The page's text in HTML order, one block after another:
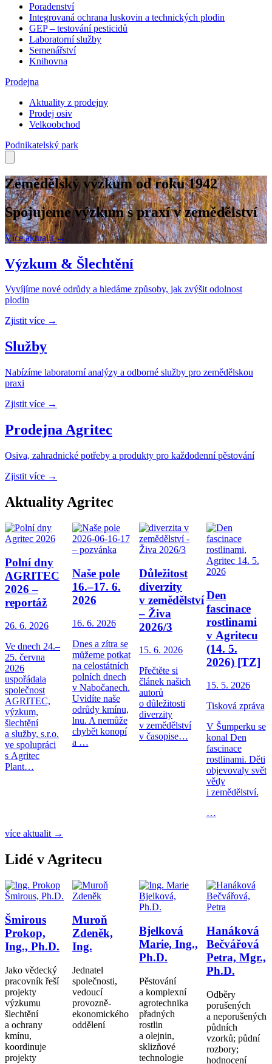
Poradenství
Integrovaná ochrana luskovin a technických plodin
GEP – testování pesticidů
Laboratorní služby
Semenářství
Knihovna
Prodejna
Aktuality z prodejny
Prodej osiv
Velkoobchod
Podnikatelský park
Zemědělský výzkum od roku 1942
Spojujeme výzkum s praxí v zemědělství
Více aktualit →
Výzkum & Šlechtění
Vyvíjíme nové odrůdy a hledáme způsoby, jak zvýšit odolnost
plodin
Zjistit více →
Služby
Nabízíme laboratorní analýzy a odborné služby pro zemědělskou
praxi
Zjistit více →
Prodejna Agritec
Osiva, zahradnické potřeby a produkty pro každodenní pěstování
Zjistit více →
Aktuality Agritec
Polní dny
AGRITEC
2026 –
reportáž
26. 6. 2026
Ve dnech 24.–
25. června
2026
uspořádala
společnost
AGRITEC,
výzkum,
šlechtění
a služby, s.r.o.
ve spolupráci
s Agritec
Plant…
Naše pole
16.–17. 6.
2026
16. 6. 2026
Dnes a zítra se
můžeme potkat
na celostátních
polních dnech
v Nabočanech.
Uvidíte naše
odrůdy kmínu,
lnu. A nemůže
chybět konopí
a …
Důležitost
diverzity
v zemědělství
– Živa
2026/3
15. 6. 2026
Přečtěte si
článek našich
autorů
o důležitosti
diverzity
v zemědělství
v časopise…
Den
fascinace
rostlinami
v Agritecu
(14. 5.
2026) [TZ]
15. 5. 2026
Tisková zpráva
V Šumperku se
konal Den
fascinace
rostlinami. Děti
objevovaly svět
vědy
i zemědělství.
…
více aktualit →
Lidé v Agritecu
Šmirous
Prokop,
Ing., Ph.D.
Jako vědecký
pracovník řeší
projekty
výzkumu
šlechtění
a ochrany
kmínu,
koordinuje
projekty
Muroň
Zdeněk,
Ing.
Jednatel
společnosti,
vedoucí
provozně-
ekonomického
oddělení
Bjelková
Marie, Ing.,
Ph.D.
Pěstování
a komplexní
agrotechnika
přadných
rostlin
a olejnin,
sklizňové
technologie
Hanáková
Bečvářová
Petra, Mgr.,
Ph.D.
Odběry
porušených
a neporušených
půdních
vzorků; půdní
rozbory;
hodnocení